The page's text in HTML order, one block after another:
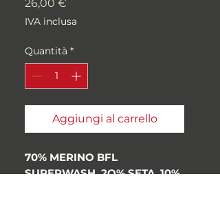
26,00 €
IVA inclusa
Quantità *
Aggiungi al carrello
70% MERINO BFL
SUPERWASH, 2O% SETA, 10%